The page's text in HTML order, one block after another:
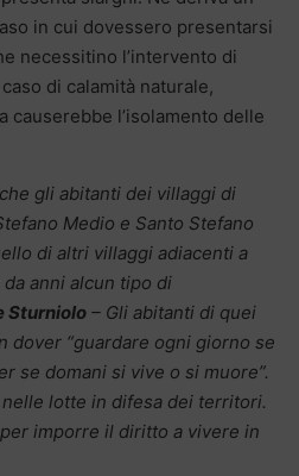
in cui dovessero presentarsi
necessitino l’intervento di
di calamità naturale,
causerebbe l’isolamento delle
gli abitanti dei villaggi di
Medio e Santo Stefano
di altri villaggi adiacenti a
anni alcun tipo di
Sturniolo – Gli abitanti di quei
dover “guardare ogni giorno se
se domani si vive o si muore”.
lotte in difesa dei territori.
imporre il diritto a vivere in